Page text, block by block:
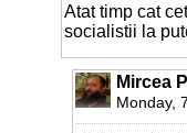
Atat timp cat
socialistii la
Mircea
Monday,